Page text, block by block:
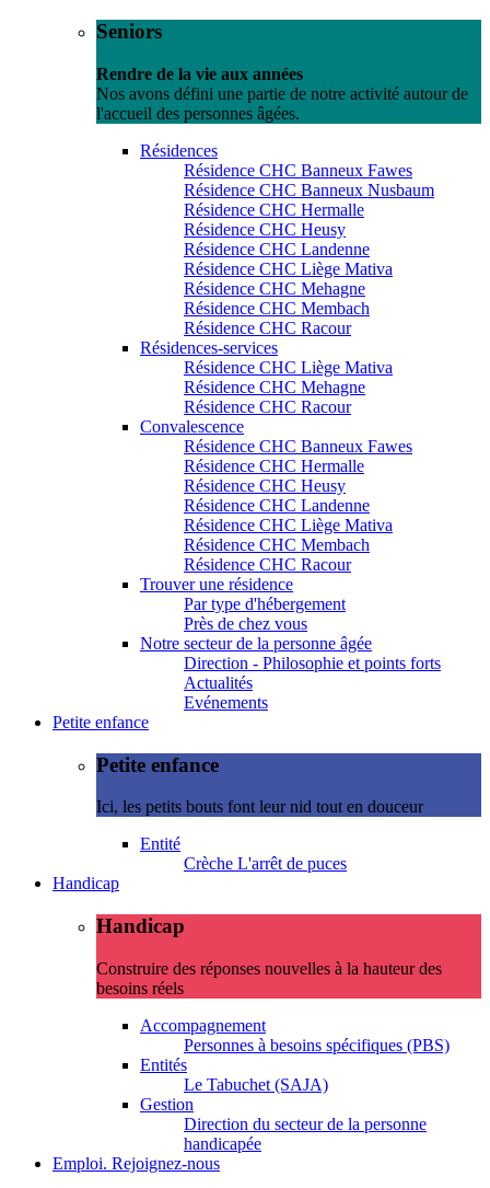
Seniors
Rendre de la vie aux années
Nos avons défini une partie de notre activité autour de
l'accueil des personnes âgées.
Résidences
Résidence CHC Banneux Fawes
Résidence CHC Banneux Nusbaum
Résidence CHC Hermalle
Résidence CHC Heusy
Résidence CHC Landenne
Résidence CHC Liège Mativa
Résidence CHC Mehagne
Résidence CHC Membach
Résidence CHC Racour
Résidences-services
Résidence CHC Liège Mativa
Résidence CHC Mehagne
Résidence CHC Racour
Convalescence
Résidence CHC Banneux Fawes
Résidence CHC Hermalle
Résidence CHC Heusy
Résidence CHC Landenne
Résidence CHC Liège Mativa
Résidence CHC Membach
Résidence CHC Racour
Trouver une résidence
Par type d'hébergement
Près de chez vous
Notre secteur de la personne âgée
Direction - Philosophie et points forts
Actualités
Evénements
Petite enfance
Petite enfance
Ici, les petits bouts font leur nid tout en douceur
Entité
Crèche L'arrêt de puces
Handicap
Handicap
Construire des réponses nouvelles à la hauteur des
besoins réels
Accompagnement
Personnes à besoins spécifiques (PBS)
Entités
Le Tabuchet (SAJA)
Gestion
Direction du secteur de la personne
handicapée
Emploi. Rejoignez-nous